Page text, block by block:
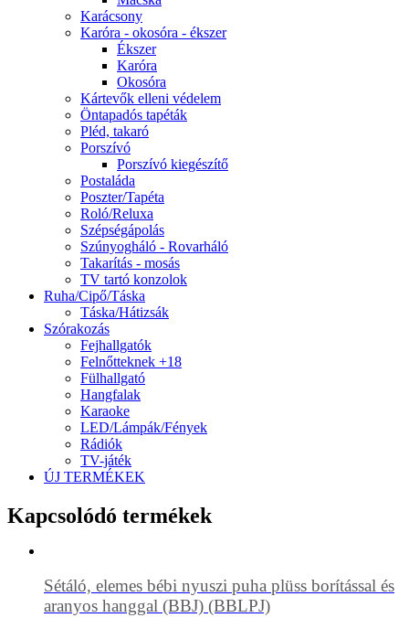
Karácsony
Karóra - okosóra - ékszer
Ékszer
Karóra
Okosóra
Kártevők elleni védelem
Öntapadós tapéták
Pléd, takaró
Porszívó
Porszívó kiegészítő
Postaláda
Poszter/Tapéta
Roló/Reluxa
Szépségápolás
Szúnyogháló - Rovarháló
Takarítás - mosás
TV tartó konzolok
Ruha/Cipő/Táska
Táska/Hátizsák
Szórakozás
Fejhallgatók
Felnőtteknek +18
Fülhallgató
Hangfalak
Karaoke
LED/Lámpák/Fények
Rádiók
TV-játék
ÚJ TERMÉKEK
Kapcsolódó termékek
Sétáló, elemes bébi nyuszi puha plüss borítással és
aranyos hanggal (BBJ) (BBLPJ)